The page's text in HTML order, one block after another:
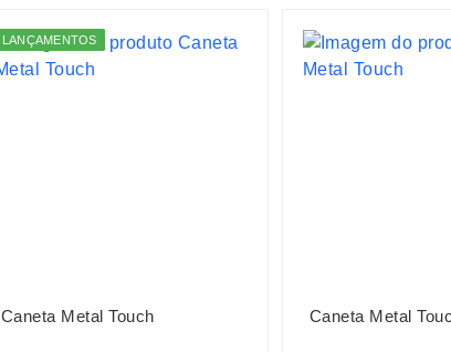
LANÇAMENTOS
Caneta Metal Touch Caneta Metal